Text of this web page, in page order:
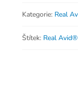
Kategorie: Real
Štítek: Real Avid®